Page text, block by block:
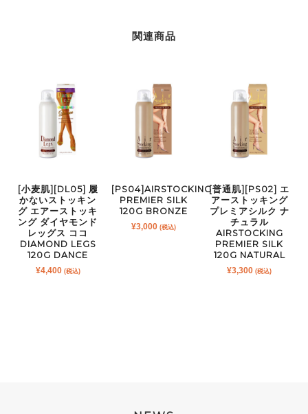
関連商品
[小麦肌][DL05] 履
かないストッキン
グ エアーストッキ
ング ダイヤモンド
レッグス ココ
DIAMOND LEGS
120G DANCE
¥4,400 (税込)
[PS04]AIRSTOCKING
PREMIER SILK
120G BRONZE
¥3,000 (税込)
[普通肌][PS02] エ
アーストッキング
プレミアシルク ナ
チュラル
AIRSTOCKING
PREMIER SILK
120G NATURAL
¥3,300 (税込)